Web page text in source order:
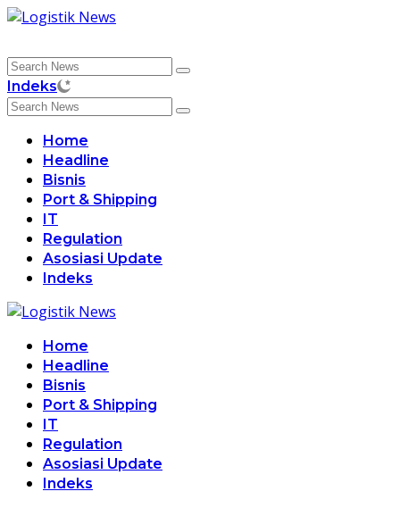
Skip
content
Indeks
Home
Headline
Bisnis
Port & Shipping
IT
Regulation
Asosiasi Update
Indeks
Home
Headline
Bisnis
Port & Shipping
IT
Regulation
Asosiasi Update
Indeks